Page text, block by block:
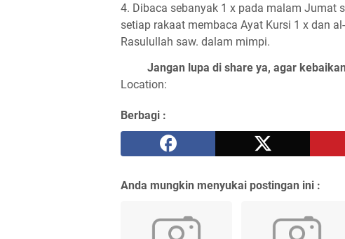
4. Dibaca sebanyak 1 x pada malam Jumat
setiap rakaat membaca Ayat Kursi 1 x dan
Rasulullah saw. dalam mimpi.
Jangan lupa di share ya, agar
Location:
Berbagi :
Anda mungkin menyukai postingan ini :